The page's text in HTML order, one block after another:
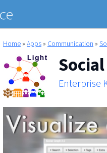
Home » Apps » Communication »
Enterprise